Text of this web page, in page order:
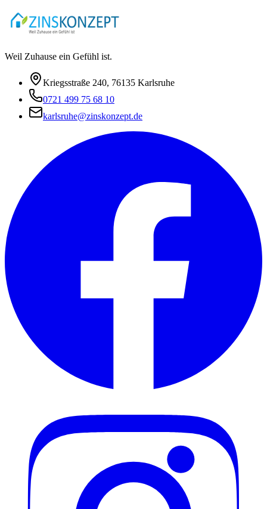
Weil Zuhause ein Gefühl ist.
Kriegsstraße 240, 76135 Karlsruhe
0721 499 75 68 10
karlsruhe@zinskonzept.de